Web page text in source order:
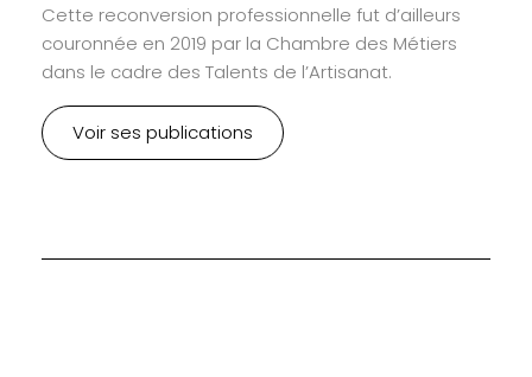
Cette reconversion professionnelle fut d’ailleurs
couronnée en 2019 par la Chambre des Métiers
dans le cadre des Talents de l’Artisanat.
Voir ses publications